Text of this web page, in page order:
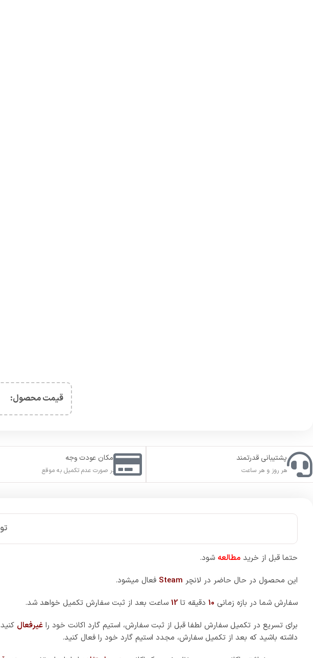
قیمت محصول:​
پشتیبانی قدرتمند
هر روز و هر ساعت
امکان عودت وجه
در صورت عدم تکمیل به موقع
حتما قبل از خرید مطالعه شود.
این محصول در حال حاضر در لانچر Steam فعال میشود.
سفارش شما در بازه زمانی 10 دقیقه تا 12 ساعت بعد از ثبت سفارش تکمیل خواهد شد.
برای تسریع در تکمیل سفارش لطفا قبل از ثبت سفارش، استیم گارد اکانت خود را غیرفعال
داشته باشید که بعد از تکمیل سفارش، مجدد استیم گارد خود را فعال کنید.